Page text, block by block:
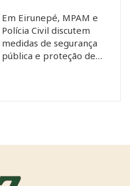
Em Eirunepé, MPAM e
Polícia Civil discutem
medidas de segurança
pública e proteção de…